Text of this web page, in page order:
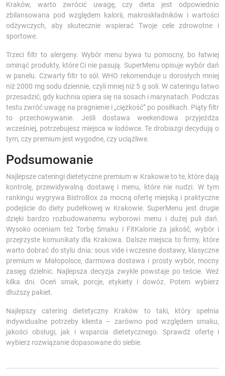
Kraków, warto zwrócić uwagę, czy dieta jest odpowiednio
zbilansowana pod względem kalorii, makroskładników i wartości
odżywczych, aby skutecznie wspierać Twoje cele zdrowotne i
sportowe.
Trzeci filtr to alergeny. Wybór menu bywa tu pomocny, bo łatwiej
ominąć produkty, które Ci nie pasują. SuperMenu opisuje wybór dań
w panelu. Czwarty filtr to sól. WHO rekomenduje u dorosłych mniej
niż 2000 mg sodu dziennie, czyli mniej niż 5 g soli. W cateringu łatwo
przesadzić, gdy kuchnia opiera się na sosach i marynatach. Podczas
testu zwróć uwagę na pragnienie i „ciężkość” po posiłkach. Piąty filtr
to przechowywanie. Jeśli dostawa weekendowa przyjeżdża
wcześniej, potrzebujesz miejsca w lodówce. Te drobiazgi decydują o
tym, czy premium jest wygodne, czy uciążliwe.
Podsumowanie
Najlepsze cateringi dietetyczne premium w Krakowie to te, które dają
kontrolę, przewidywalną dostawę i menu, które nie nudzi. W tym
rankingu wygrywa BistroBox za mocną ofertę miejską i praktyczne
podejście do diety pudełkowej w Krakowie. SuperMenu jest drugie
dzięki bardzo rozbudowanemu wyborowi menu i dużej puli dań.
Wysoko oceniam też Torbę Smaku i FitKalorie za jakość, wybór i
przejrzyste komunikaty dla Krakowa. Dalsze miejsca to firmy, które
warto dobrać do stylu dnia: sous vide i wczesne dostawy, klasyczne
premium w Małopolsce, darmowa dostawa i prosty wybór, mocny
zasięg dzielnic. Najlepsza decyzja zwykle powstaje po teście. Weź
kilka dni. Oceń smak, porcje, etykiety i dowóz. Potem wybierz
dłuższy pakiet.
Najlepszy catering dietetyczny Kraków to taki, który spełnia
indywidualne potrzeby klienta – zarówno pod względem smaku,
jakości obsługi, jak i wsparcia dietetycznego. Sprawdź ofertę i
wybierz rozwiązanie dopasowane do siebie.